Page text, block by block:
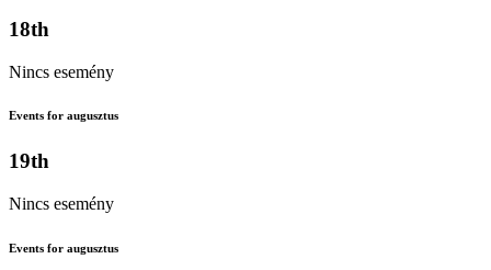
18th
Nincs esemény
Events for augusztus
19th
Nincs esemény
Events for augusztus